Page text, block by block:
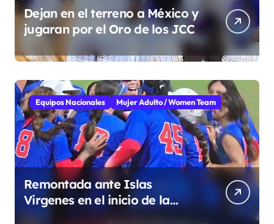
Dejan en el terreno a México y
jugaran por el Oro de los JCC
Equipos Nacionales Mujer Adulto / Women Team
Remontada ante Islas
Virgenes en el inicio de la
Super Ronda